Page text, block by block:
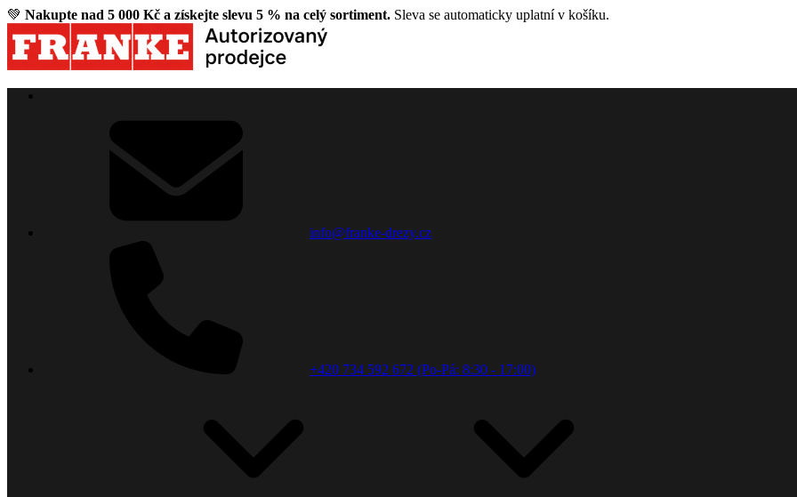
💚 Nakupte nad 5 000 Kč a získejte slevu 5 % na celý sortiment. Sleva se automaticky uplatní v košíku.
info@franke-drezy.cz
+420 734 592 672 (Po-Pá: 8:30 - 17:00)